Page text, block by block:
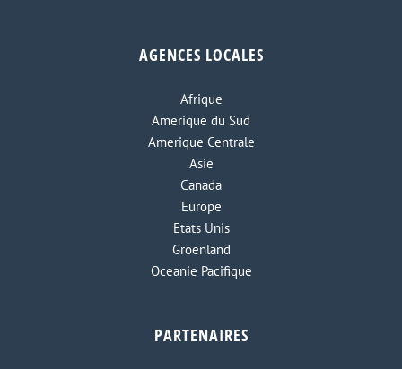
AGENCES LOCALES
Afrique
Amerique du Sud
Amerique Centrale
Asie
Canada
Europe
Etats Unis
Groenland
Oceanie Pacifique
PARTENAIRES